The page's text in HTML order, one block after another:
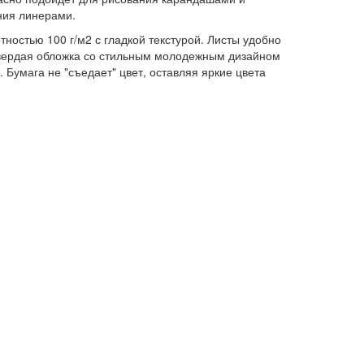
линерами.
100 г/м2 с гладкой текстурой. Листы удобно
обложка со стильным молодежным дизайном
не "съедает" цвет, оставляя яркие цвета